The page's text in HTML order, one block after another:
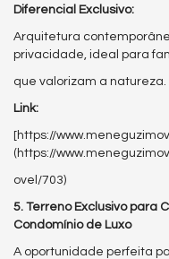
Diferencial Exclusivo:
Arquitetura
privacidade, ideal para
que valorizam a natureza.
Link:
[https://
(https://
ovel/703)
5. Terreno Exclusivo para
Condomínio de Luxo
A oportunidade perfeita